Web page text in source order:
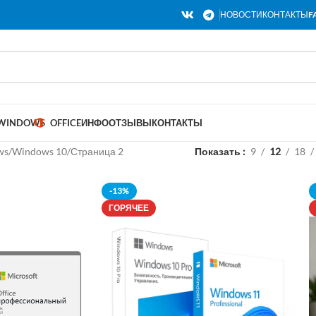
НОВОСТИКОНТАКТЫ
OFFICEИНФООТЗЫВЫКОНТАКТЫ
Windows 10 Страница 2 Показать 9 12 18
-13%
ГОРЯЧЕЕ